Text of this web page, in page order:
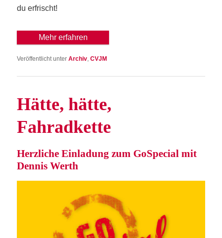
du erfrischt!
Mehr erfah­ren
Veröffentlicht unter Archiv,CVJM
Hät­te, hät­te,
Fahradkette
Herz­li­che Ein­la­dung zum GoS­pe­cial mit
Den­nis Werth